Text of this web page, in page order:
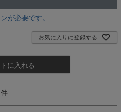
が必要です。
お気に入りに登録する
に入れる